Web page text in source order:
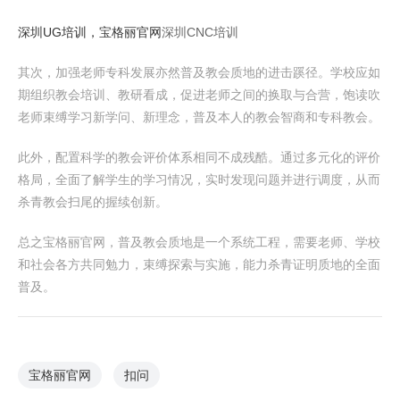
深圳UG培训， 宝格丽官网深圳CNC培训
其次，加强老师专科发展亦然普及教会质地的进击蹊径。学校应如
期组织教会培训、教研看成，促进老师之间的换取与合营，饱读吹
老师束缚学习新学问、新理念，普及本人的教会智商和专科教会。
此外，配置科学的教会评价体系相同不成残酷。通过多元化的评价
格局，全面了解学生的学习情况，实时发现问题并进行调度，从而
杀青教会扫尾的握续创新。
总之宝格丽官网，普及教会质地是一个系统工程，需要老师、学校
和社会各方共同勉力，束缚探索与实施，能力杀青证明质地的全面
普及。
宝格丽官网 扣问